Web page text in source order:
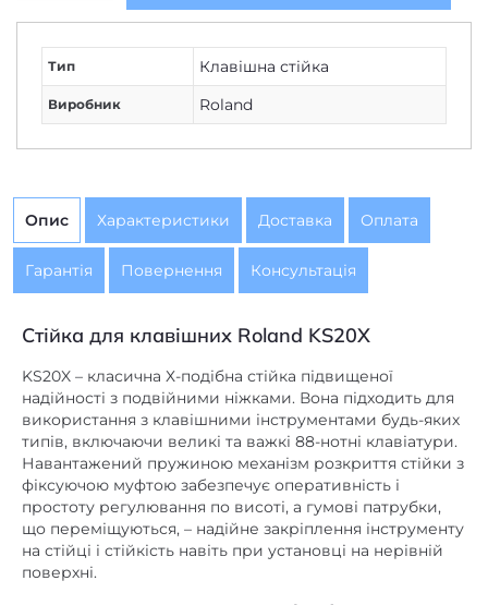
Тип Клавішна стійка
Виробник Roland
Опис Характеристики Доставка Оплата
Гарантія Повернення Консультація
Стійка для клавішних Roland KS20X
KS20X – класична Х-подібна стійка підвищеної
надійності з подвійними ніжками. Вона підходить для
використання з клавішними інструментами будь-яких
типів, включаючи великі та важкі 88-нотні клавіатури.
Навантажений пружиною механізм розкриття стійки з
фіксуючою муфтою забезпечує оперативність і
простоту регулювання по висоті, а гумові патрубки,
що переміщуються, – надійне закріплення інструменту
на стійці і стійкість навіть при установці на нерівній
поверхні.